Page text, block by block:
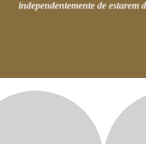
independentemente de